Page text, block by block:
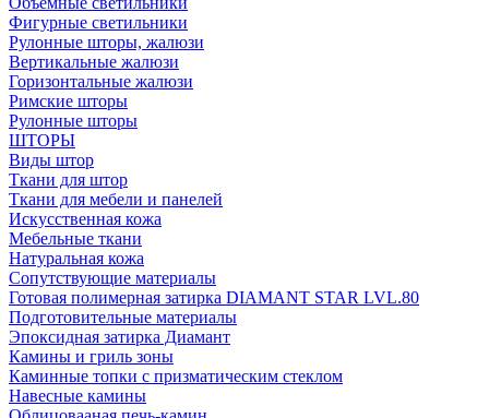
Фигурные светильники
Рулонные шторы, жалюзи
Вертикальные жалюзи
Горизонтальные жалюзи
Римские шторы
Рулонные шторы
ШТОРЫ
Виды штор
Ткани для штор
Ткани для мебели и панелей
Искусственная кожа
Мебельные ткани
Натуральная кожа
Сопутствующие материалы
Готовая полимерная затирка DIAMANT STAR LVL.80
Подготовительные материалы
Эпоксидная затирка Диамант
Камины и гриль зоны
Каминные топки с призматическим стеклом
Навесные камины